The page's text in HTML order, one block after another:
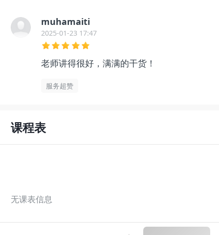
muhamaiti
2025-01-23 17:47
老师讲得很好，满满的干货！
服务超赞
课程表
无课表信息